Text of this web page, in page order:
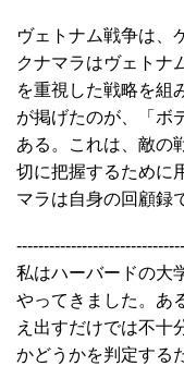
ヴェトナム戦争は、
クナマラはヴェトナ
を重視した戦略を組
が掲げたのが、「ボ
ある。これは、敵の
切に把握するために
マラは自身の回顧録
私はハーバードの大
やってきました。あ
え出すだけでは不十
かどうかを判定する